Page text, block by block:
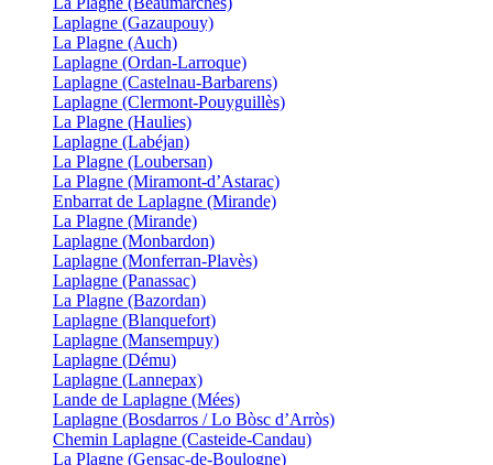
Laplagne (Gazaupouy)
La Plagne (Auch)
Laplagne (Ordan-Larroque)
Laplagne (Castelnau-Barbarens)
Laplagne (Clermont-Pouyguillès)
La Plagne (Haulies)
Laplagne (Labéjan)
La Plagne (Loubersan)
La Plagne (Miramont-d’Astarac)
Enbarrat de Laplagne (Mirande)
La Plagne (Mirande)
Laplagne (Monbardon)
Laplagne (Monferran-Plavès)
Laplagne (Panassac)
La Plagne (Bazordan)
Laplagne (Blanquefort)
Laplagne (Mansempuy)
Laplagne (Dému)
Laplagne (Lannepax)
Lande de Laplagne (Mées)
Laplagne (Bosdarros / Lo Bòsc d’Arròs)
Chemin Laplagne (Casteide-Candau)
La Plagne (Gensac-de-Boulogne)